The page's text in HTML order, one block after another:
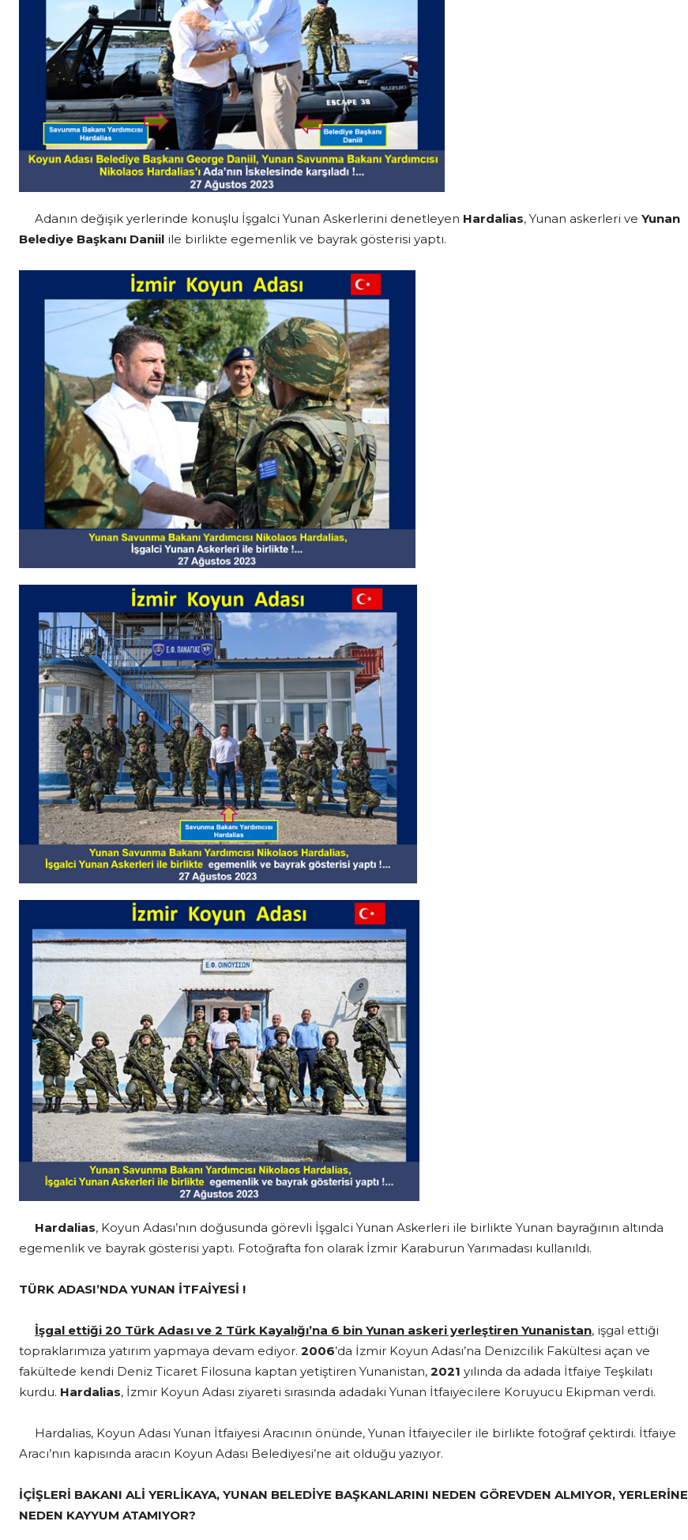
Adanın değişik yerlerinde konuşlu İşgalci Yunan Askerlerini denetleyen Hardalias, Yunan askerleri ve Yunan
Belediye Başkanı Daniil ile birlikte egemenlik ve bayrak gösterisi yaptı.
Hardalias, Koyun Adası’nın doğusunda görevli İşgalci Yunan Askerleri ile birlikte Yunan bayrağının altında
egemenlik ve bayrak gösterisi yaptı. Fotoğrafta fon olarak İzmir Karaburun Yarımadası kullanıldı.
TÜRK ADASI’NDA YUNAN İTFAİYESİ !
İşgal ettiği 20 Türk Adası ve 2 Türk Kayalığı’na 6 bin Yunan askeri yerleştiren Yunanistan, işgal ettiği
topraklarımıza yatırım yapmaya devam ediyor. 2006’da İzmir Koyun Adası’na Denizcilik Fakültesi açan ve
fakültede kendi Deniz Ticaret Filosuna kaptan yetiştiren Yunanistan, 2021 yılında da adada İtfaiye Teşkilatı
kurdu. Hardalias, İzmir Koyun Adası ziyareti sırasında adadaki Yunan İtfaiyecilere Koruyucu Ekipman verdi.
Hardalias, Koyun Adası Yunan İtfaiyesi Aracının önünde, Yunan İtfaiyeciler ile birlikte fotoğraf çektirdi. İtfaiye
Aracı’nın kapısında aracın Koyun Adası Belediyesi’ne ait olduğu yazıyor.
İÇİŞLERİ BAKANI ALİ YERLİKAYA, YUNAN BELEDİYE BAŞKANLARINI NEDEN GÖREVDEN ALMIYOR, YERLERİNE
NEDEN KAYYUM ATAMIYOR?